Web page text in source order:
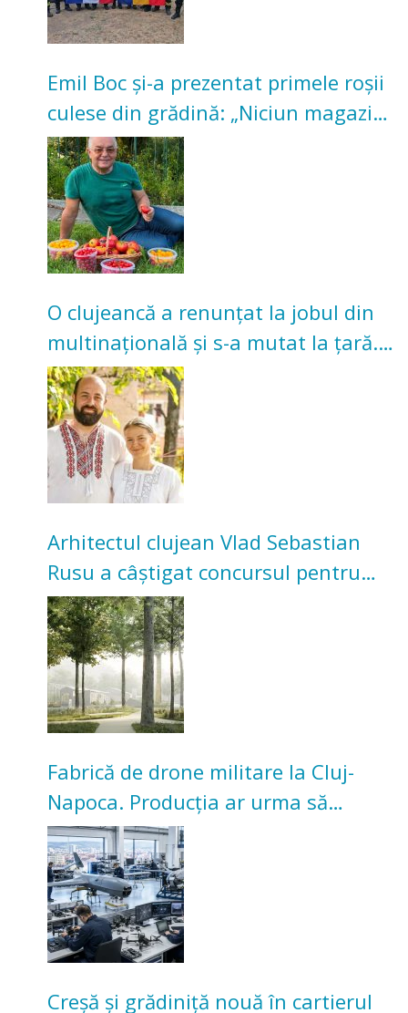
Emil Boc și-a prezentat primele roșii
culese din grădină: „Niciun magazin
nu poate oferi această satisfacție”
O clujeancă a renunțat la jobul din
multinațională și s-a mutat la țară.
Acum cultivă legume în grădina
bunicilor
Arhitectul clujean Vlad Sebastian
Rusu a câștigat concursul pentru
transformarea Grădinii Casei
Universitarilor
Fabrică de drone militare la Cluj-
Napoca. Producția ar urma să
înceapă în toamna acestui an
Creșă și grădiniță nouă în cartierul